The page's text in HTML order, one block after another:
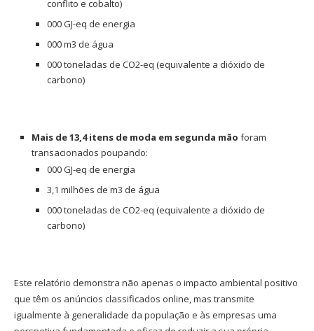
conflito e cobalto)
000 GJ-eq de energia
000 m3 de água
000 toneladas de CO2-eq (equivalente a dióxido de
carbono)
Mais de 13,4 itens de moda em segunda mão foram
transacionados poupando:
000 GJ-eq de energia
3,1 milhões de m3 de água
000 toneladas de CO2-eq (equivalente a dióxido de
carbono)
Este relatório demonstra não apenas o impacto ambiental positivo
que têm os anúncios classificados online, mas transmite
igualmente à generalidade da população e às empresas uma